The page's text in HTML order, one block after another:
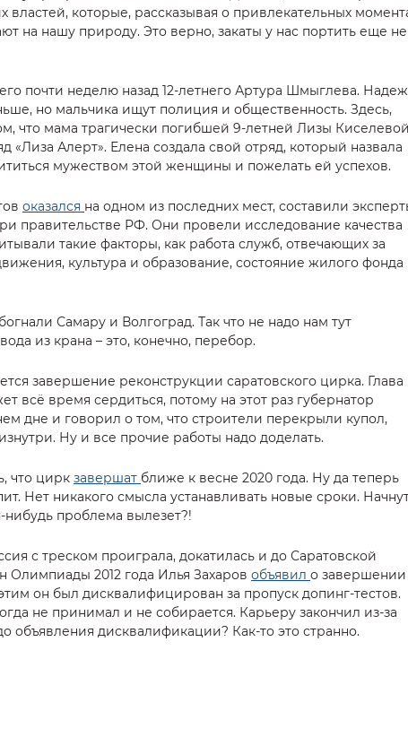
властей, которые, рассказывая о привлекательных
на нашу природу. Это верно, закаты у нас портить еще не
почти неделю назад 12-летнего Артура Шмыглева.
но мальчика ищут полиция и общественность. Здесь,
что мама трагически погибшей 9-летней Лизы
«Лиза Алерт». Елена создала свой отряд, который назвала
мужеством этой женщины и пожелать ей успехов.
оказался на одном из последних мест, составили
правительстве РФ. Они провели исследование качества
такие факторы, как работа служб, отвечающих за
культура и образование, состояние жилого фонда
Самару и Волгоград. Так что не надо нам тут
из крана – это, конечно, перебор.
завершение реконструкции саратовского цирка. Глава
всё время сердиться, потому на этот раз губернатор
дне и говорил о том, что строители перекрыли купол,
Ну и все прочие работы надо доделать.
что цирк завершат ближе к весне 2020 года. Ну да теперь
Нет никакого смысла устанавливать новые сроки.
нибудь проблема вылезет?!
с треском проиграла, докатилась и до Саратовской
Олимпиады 2012 года Илья Захаров объявил о завершении
он был дисквалифицирован за пропуск допинг-тестов.
не принимал и не собирается. Карьеру закончил из-за
объявления дисквалификации? Как-то это странно.